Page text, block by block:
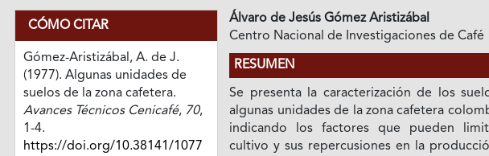
CÓMO CITAR
Gómez-Aristizábal, A. de J.
(1977). Algunas unidades de
suelos de la zona cafetera.
Avances Técnicos Cenicafé, 70,
1-4.
https://doi.org/10.38141/1077
Álvaro de Jesús Gómez Aristizábal
Centro Nacional de Investigaciones de Café
RESUMEN
Se presenta la caracterización de los
algunas unidades de la zona cafetera
indicando los factores que pueden
cultivo y sus repercusiones en la